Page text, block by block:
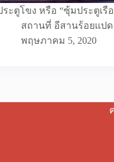
ระตูโขง หรือ “ซุ้มประตูเรื
สถานที่ อีสานร้อยแปด
พฤษภาคม 5, 2020